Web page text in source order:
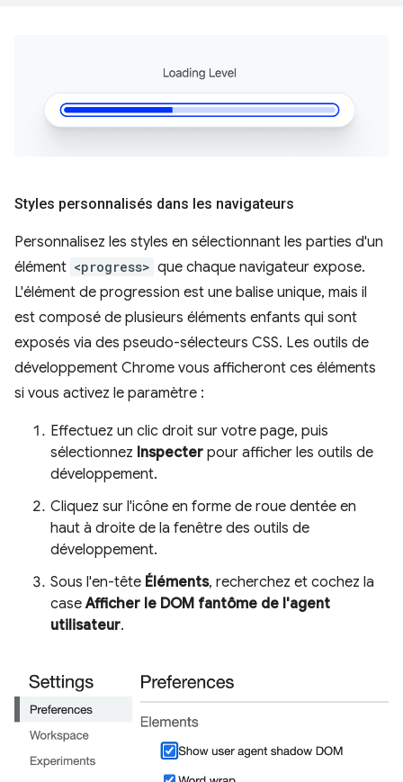
Styles personnalisés dans les navigateurs
Personnalisez les styles en sélectionnant les parties d'un
élément <progress> que chaque navigateur expose.
L'élément de progression est une balise unique, mais il
est composé de plusieurs éléments enfants qui sont
exposés via des pseudo-sélecteurs CSS. Les outils de
développement Chrome vous afficheront ces éléments
si vous activez le paramètre :
Effectuez un clic droit sur votre page, puis
sélectionnez Inspecter pour afficher les outils de
développement.
Cliquez sur l'icône en forme de roue dentée en
haut à droite de la fenêtre des outils de
développement.
Sous l'en-tête Éléments, recherchez et cochez la
caseAfficher le DOM fantôme de l'agent
utilisateur.